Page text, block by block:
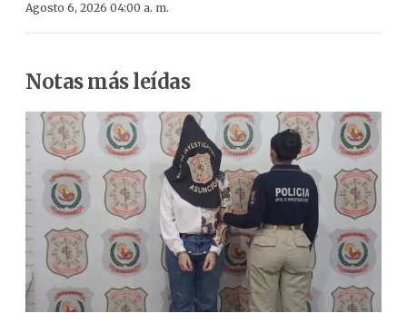
Agosto 6, 2026 04:00 a. m.
Notas más leídas